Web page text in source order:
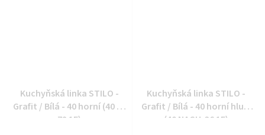
Kuchyňská linka STILO -
Grafit / Bílá - 40 horní (40 G-
72 1F)
Kuchyňská linka STILO -
Grafit / Bílá - 40 horní hlub.
(40 NAGU-36 1F)